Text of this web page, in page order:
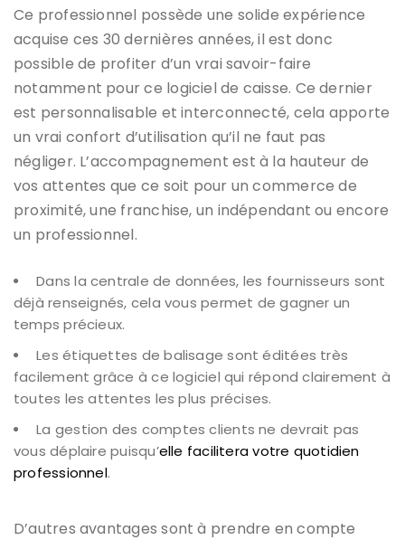
Ce professionnel possède une solide expérience
acquise ces 30 dernières années, il est donc
possible de profiter d’un vrai savoir-faire
notamment pour ce logiciel de caisse. Ce dernier
est personnalisable et interconnecté, cela apporte
un vrai confort d’utilisation qu’il ne faut pas
négliger. L’accompagnement est à la hauteur de
vos attentes que ce soit pour un commerce de
proximité, une franchise, un indépendant ou encore
un professionnel.
Dans la centrale de données, les fournisseurs sont
déjà renseignés, cela vous permet de gagner un
temps précieux.
Les étiquettes de balisage sont éditées très
facilement grâce à ce logiciel qui répond clairement à
toutes les attentes les plus précises.
La gestion des comptes clients ne devrait pas
vous déplaire puisqu’elle facilitera votre quotidien
professionnel.
D’autres avantages sont à prendre en compte